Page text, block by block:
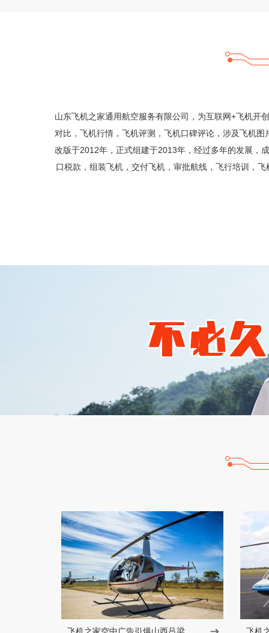
山东飞机之家通用航空服务有限公司，为互联网+飞机开
对比，飞机行情，飞机评测，飞机口碑评论，涉及飞机
改版于2012年，正式组建于2013年，经过多年的发展，
口税款，组装飞机，交付飞机，审批航线，飞行培训，